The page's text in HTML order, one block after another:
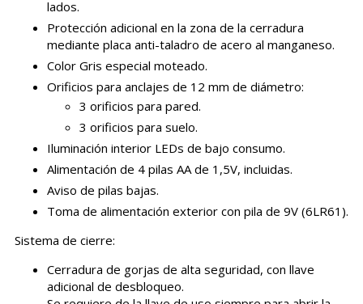
lados.
Protección adicional en la zona de la cerradura
mediante placa anti-taladro de acero al manganeso.
Color Gris especial moteado.
Orificios para anclajes de 12 mm de diámetro:
3 orificios para pared.
3 orificios para suelo.
Iluminación interior LEDs de bajo consumo.
Alimentación de 4 pilas AA de 1,5V, incluidas.
Aviso de pilas bajas.
Toma de alimentación exterior con pila de 9V (6LR61).
Sistema de cierre:
Cerradura de gorjas de alta seguridad, con llave
adicional de desbloqueo.